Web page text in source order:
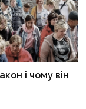
і чому він